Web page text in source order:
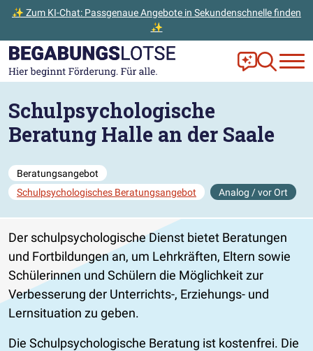
✨ Zum KI-Chat: Passgenaue Angebote in Sekundenschnelle finden
✨
Zum Hauptinhalt der Seite springen
Zur Startseite gehen Frag Ella!
Zur
Schulpsychologische
Beratung Halle an der Saale
Beratungsangebot
Schulpsychologisches Beratungsangebot
Analog / vor Ort
Der schulpsychologische Dienst bietet Beratungen
und Fortbildungen an, um Lehrkräften, Eltern sowie
Schülerinnen und Schülern die Möglichkeit zur
Verbesserung der Unterrichts-, Erziehungs- und
Lernsituation zu geben.
Die Schulpsychologische Beratung ist kostenfrei. Die